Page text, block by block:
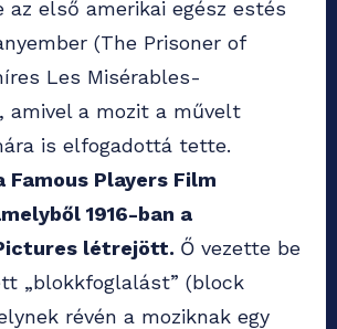
az első amerikai egész estés
(The Prisoner of
Les Misérables-
amivel a mozit a művelt
is elfogadottá tette.
Players Film
1916-ban a
létrejött. Ő vezette be
„blokkfoglalást” (block
révén a moziknak egy